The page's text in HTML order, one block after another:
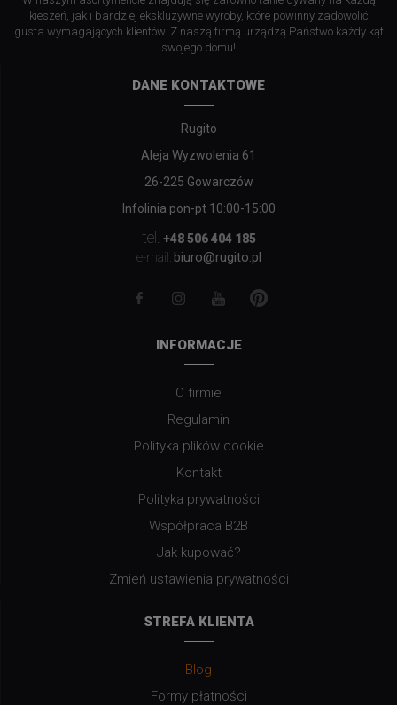
kieszeń, jak i bardziej ekskluzywne wyroby, które powinny zadowolić
gusta wymagających klientów. Z naszą firmą urządzą Państwo każdy kąt
swojego domu!
DANE KONTAKTOWE
Rugito
Aleja Wyzwolenia 61
26-225 Gowarczów
Infolinia pon-pt 10:00-15:00
tel.
+48 506 404 185
e-mail: biuro@rugito.pl
INFORMACJE
O firmie
Regulamin
Polityka plików cookie
Kontakt
Polityka prywatności
Współpraca B2B
Jak kupować?
Zmień ustawienia prywatności
STREFA KLIENTA
Blog
Formy płatności